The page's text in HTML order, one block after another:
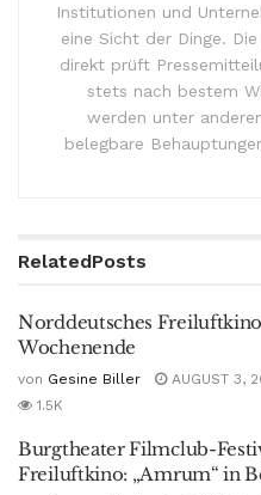
Institutionen und
eine Sicht der Dinge.
direkt prüft
stets nach bestem
werden unter
belegbare
RelatedPosts
Norddeutsches
Wochenende
von Gesine Biller AUGUST 3,
1.5K
Burgtheater Filmclub-
Freiluftkino: „Amrum“ in